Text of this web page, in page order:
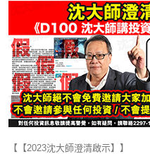
【【2023沈大師澄清啟示】】